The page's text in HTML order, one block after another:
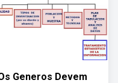
Generos Devem